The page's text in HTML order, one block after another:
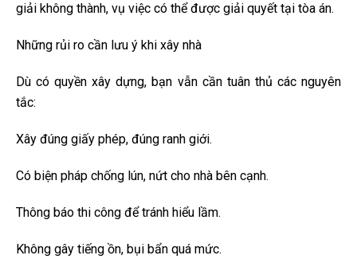
giải không thành, vụ việc có thể được giải quyết tại tòa án.
Những rủi ro cần lưu ý khi xây nhà
Dù có quyền xây dựng, bạn vẫn cần tuân thủ các nguyên
tắc:
Xây đúng giấy phép, đúng ranh giới.
Có biện pháp chống lún, nứt cho nhà bên cạnh.
Thông báo thi công để tránh hiểu lầm.
Không gây tiếng ồn, bụi bẩn quá mức.